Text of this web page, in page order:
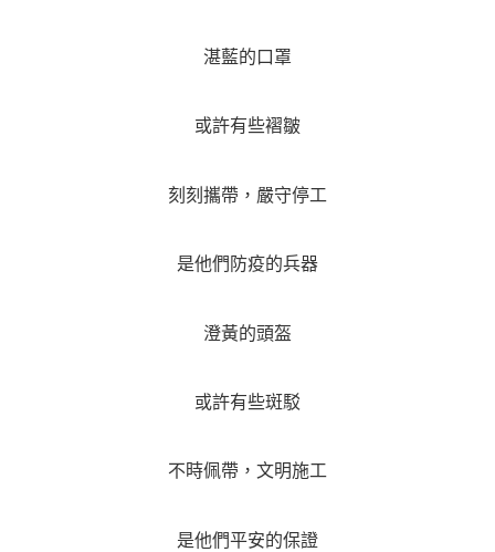
湛藍的口罩
或許有些褶皺
刻刻攜帶，嚴守停工
是他們防疫的兵器
澄黃的頭盔
或許有些斑駁
不時佩帶，文明施工
是他們平安的保證